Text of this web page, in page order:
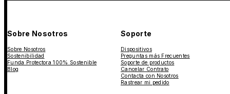
Sobre Nosotros
Sobre Nosotros
Sostenibilidad
Funda Protectora 100% Sostenible
Blog
Soporte
Dispositivos
Preguntas más Frecuentes
Soporte de productos
Cancelar Contrato
Contacta con Nosotros
Rastrear mi pedido